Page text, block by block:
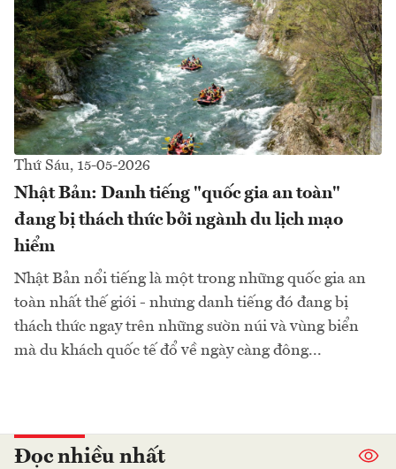
Thứ Sáu, 15-05-2026
Nhật Bản: Danh tiếng "quốc gia an toàn"
đang bị thách thức bởi ngành du lịch mạo
hiểm
Nhật Bản nổi tiếng là một trong những quốc gia an
toàn nhất thế giới - nhưng danh tiếng đó đang bị
thách thức ngay trên những sườn núi và vùng biển
mà du khách quốc tế đổ về ngày càng đông...
Đọc nhiều nhất